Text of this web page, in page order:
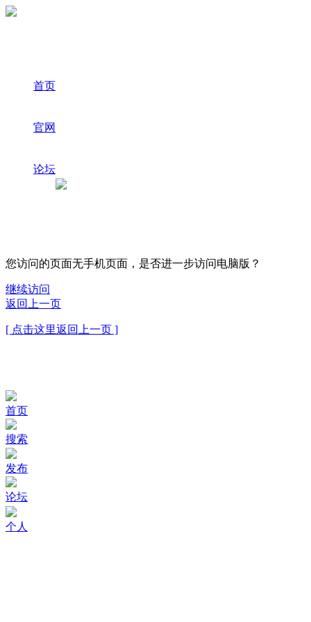
首页
官网
论坛
您访问的页面无手机页面，是否进一步访问电脑版？
继续访问
返回上一页
[ 点击这里返回上一页 ]
首页
搜索
发布
论坛
个人